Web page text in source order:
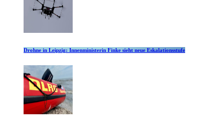
Drohne in Leipzig: Innenministerin Finke sieht neue Eskalationsstufe